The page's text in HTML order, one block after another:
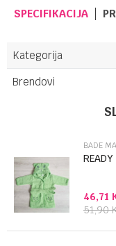
SPECIFIKACIJA
Kategorija
Brendovi
Poruka
BADE
46,71
51,90